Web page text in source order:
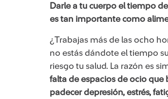
Darle a tu cuerpo el tiempo
es tan importante como
​​¿Trabajas más de las ocho
no estás dándote el tiempo
riesgo tu salud. La razón es
falta de espacios de ocio
padecer depresión, estrés,